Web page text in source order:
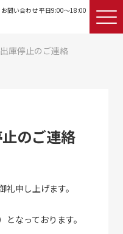
お問い合わせ 平日9:00〜18:00
庫停止のご連絡
のご連絡
申し上げます。
なっております。